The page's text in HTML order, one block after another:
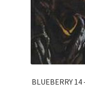
BLUEBERRY 14